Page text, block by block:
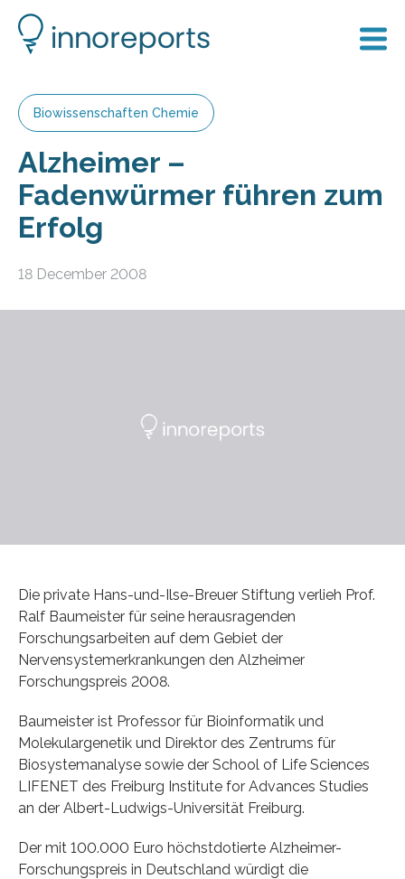
Biowissenschaften Chemie
Alzheimer –
Fadenwürmer führen zum
Erfolg
18 December 2008
Die private Hans-und-Ilse-Breuer Stiftung verlieh Prof.
Ralf Baumeister für seine herausragenden
Forschungsarbeiten auf dem Gebiet der
Nervensystemerkrankungen den Alzheimer
Forschungspreis 2008.
Baumeister ist Professor für Bioinformatik und
Molekulargenetik und Direktor des Zentrums für
Biosystemanalyse sowie der School of Life Sciences
LIFENET des Freiburg Institute for Advances Studies
an der Albert-Ludwigs-Universität Freiburg.
Der mit 100.000 Euro höchstdotierte Alzheimer-
Forschungspreis in Deutschland würdigt die